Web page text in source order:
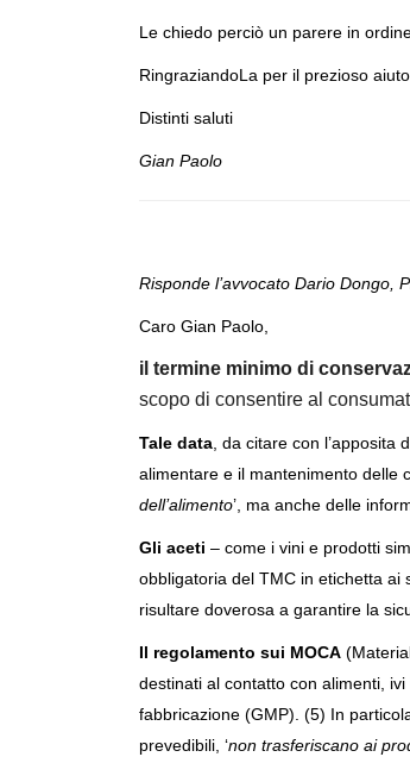
Le chiedo perciò un parere in
RingraziandoLa per il prezioso aiuto,
Distinti saluti
Gian Paolo
Risponde l’avvocato Dario Dongo,
Caro Gian Paolo,
il termine minimo di
scopo di consentire al
Tale data , da citare con l’apposita
alimentare e il mantenimento delle
dell’alimento’, ma anche delle
Gli aceti – come i vini e prodotti
obbligatoria del TMC in etichetta ai
risultare doverosa a garantire la
Il regolamento sui MOCA
destinati al contatto con alimenti,
fabbricazione (GMP). (5) In
prevedibili, ‘non trasferiscano ai